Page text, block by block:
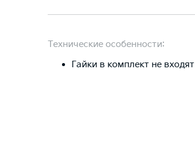
Технические особенности:
Гайки в комплект не входят